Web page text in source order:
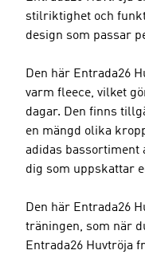
stilriktighet och
design som passar
Den här Entrada26
varm fleece, vilket
dagar. Den finns
en mängd olika
adidas bassortiment
dig som uppskattar
Den här Entrada26
träningen, som när
Entrada26 Huvtröja